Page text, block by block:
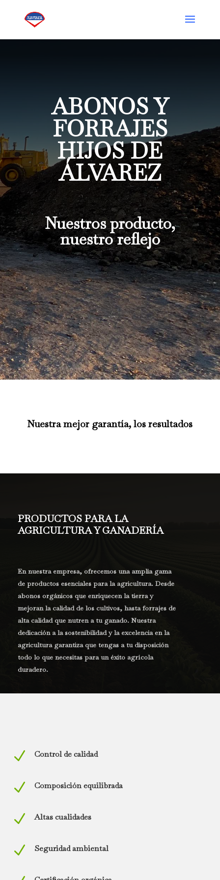
ABONOS Y
FORRAJES
HIJOS DE
ÁLVAREZ
Nuestros producto,
nuestro reflejo
Nuestra mejor garantía, los resultados
PRODUCTOS PARA LA
AGRICULTURA Y GANADERÍA
En nuestra empresa, ofrecemos una amplia gama
de productos esenciales para la agricultura. Desde
abonos orgánicos que enriquecen la tierra y
mejoran la calidad de los cultivos, hasta forrajes de
alta calidad que nutren a tu ganado. Nuestra
dedicación a la sostenibilidad y la excelencia en la
agricultura garantiza que tengas a tu disposición
todo lo que necesitas para un éxito agrícola
duradero.
N Control de calidad
N Composición equilibrada
N Altas cualidades
N Seguridad ambiental